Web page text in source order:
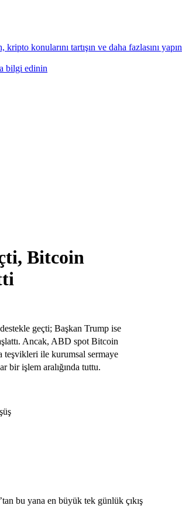
konularını tartışın ve daha fazlasını yapın
bilgi edinin
Bitcoin
geçti; Başkan Trump ise
Ancak, ABD spot Bitcoin
teşvikleri ile kurumsal sermaye
bir işlem aralığında tuttu.
bu yana en büyük tek günlük çıkış